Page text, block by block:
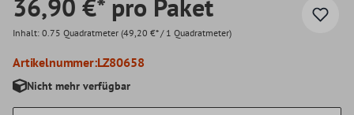
36,90 €* pro Paket
Inhalt: 0.75 Quadratmeter (49,20 €* / 1 Quadratmeter)
Artikelnummer:LZ80658
Nicht mehr verfügbar